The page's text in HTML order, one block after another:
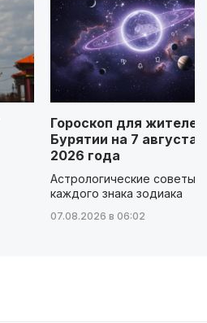
Гороскоп для жителей
Бурятии на 7 августа
2026 года
Астрологические советы
каждого знака зодиака
07.08.2026 в 06:02